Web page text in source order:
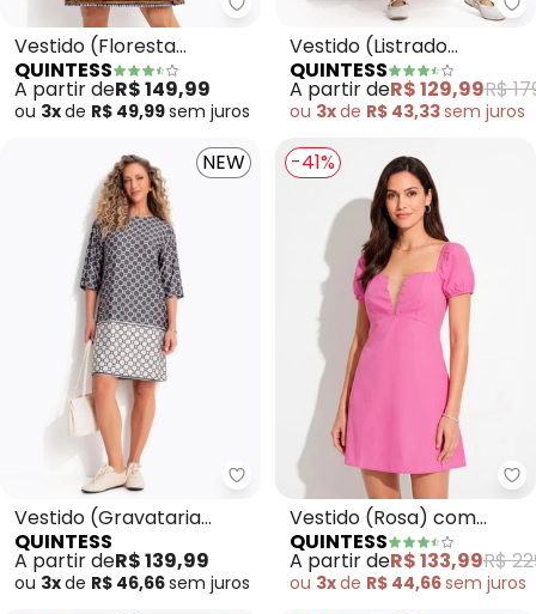
Quintess - Vestido (Floresta
Vestido (Floresta
Colorida) em Malha Fria
QUINTESS
A partir deR$ 149,99
ou 3xde R$ 49,99sem juros
Vestido (Listrado
Vermelho) em Tecido de
Poliéster
QUINTESS
A partir deR$ 129,99R$
ou 3xde R$ 43,33sem juros
NEW
Quintess - Vestido (Gravataria
Vestido (Gravataria
Marrom) em Malha Fria
QUINTESS
A partir deR$ 139,99
ou 3xde R$ 46,66sem juros
-41%
Vestido (Rosa) com
Mangas Bufantes em
Tricoline
QUINTESS
A partir deR$ 133,99R$
ou 3xde R$ 44,66sem juros